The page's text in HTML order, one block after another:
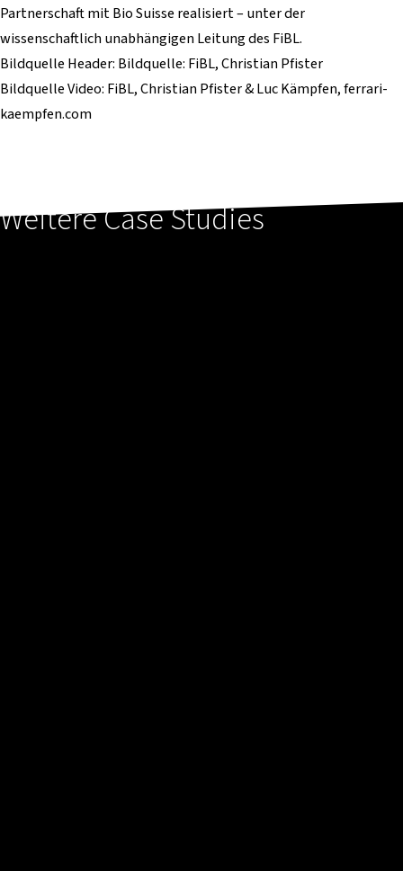
Partnerschaft mit Bio Suisse realisiert – unter der
wissenschaftlich unabhängigen Leitung des FiBL.
Bildquelle Header: Bildquelle: FiBL, Christian Pfister
Bildquelle Video: FiBL, Christian Pfister & Luc Kämpfen, ferrari-
kaempfen.com
Weitere Case Studies